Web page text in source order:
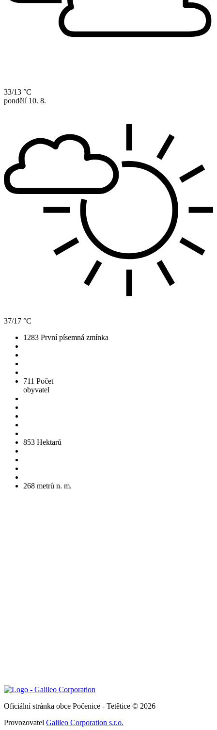
33/13 °C
pondělí 10. 8.
37/17 °C
1283 První písemná zmínka
711 Počet
obyvatel
853 Hektarů
268 metrů n. m.
Oficiální stránka obce Počenice - Tetětice © 2026
Provozovatel Galileo Corporation s.r.o.